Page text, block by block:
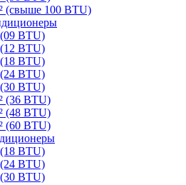
(свыше 100 BTU)
BTU)
BTU)
BTU)
BTU)
BTU)
(36 BTU)
(48 BTU)
(60 BTU)
BTU)
BTU)
BTU)